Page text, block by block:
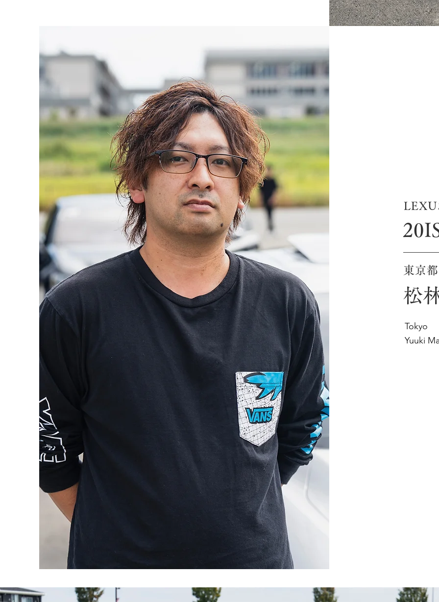
東京都
松
Tokyo
Yuuki